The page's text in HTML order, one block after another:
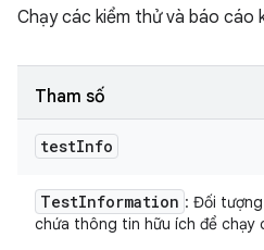
Chạy các kiểm thử và báo cáo
Tham số
testInfo
TestInformation : Đối tượng
chứa thông tin hữu ích để chạy